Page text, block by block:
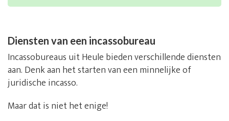
Diensten van een incassobureau
Incassobureaus uit Heule bieden verschillende diensten
aan. Denk aan het starten van een minnelijke of
juridische incasso.
Maar dat is niet het enige!